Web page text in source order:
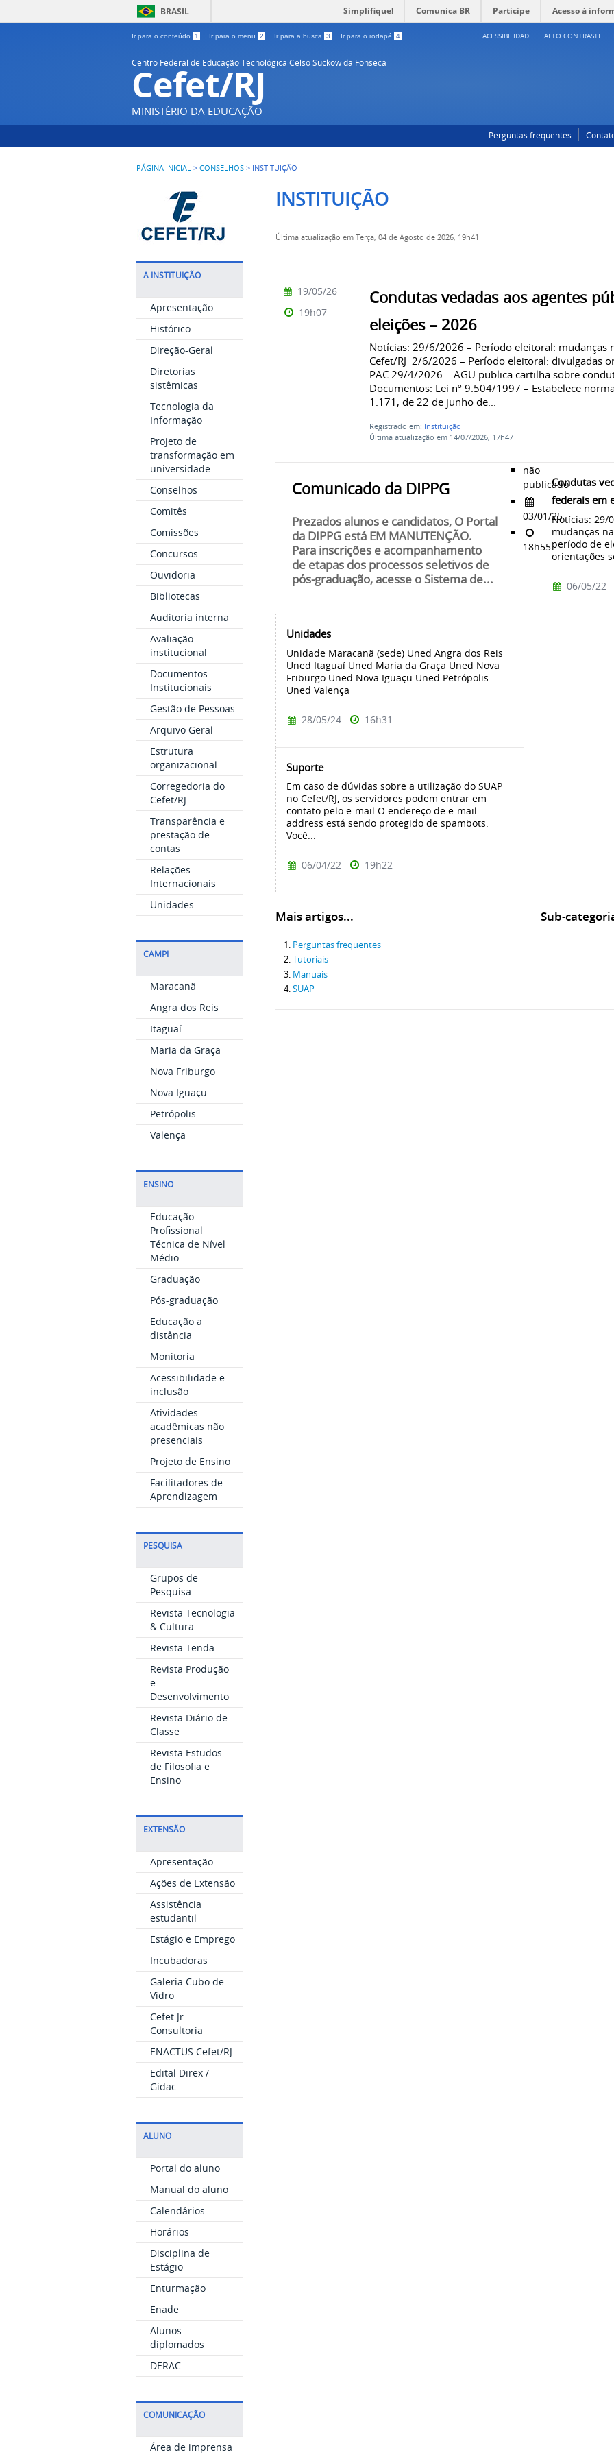
BRASIL Simplifique! Comunica BR Participe Acesso à
Ir para o conteúdo 1 Ir para o menu 2 Ir para a busca 3 Ir para o rodapé 4 ACESSIBILIDADE ALTO CONTRASTE
Centro Federal de Educação Tecnológica Celso Suckow da Fonseca
Cefet/RJ
MINISTÉRIO DA EDUCAÇÃO
Perguntas frequentes
PÁGINA INICIAL > CONSELHOS > INSTITUIÇÃO
A INSTITUIÇÃO
Apresentação
Histórico
Direção-Geral
Diretorias
sistêmicas
Tecnologia da
Informação
Projeto de
transformação em
universidade
Conselhos
Comitês
Comissões
Concursos
Ouvidoria
Bibliotecas
Auditoria interna
Avaliação
institucional
Documentos
Institucionais
Gestão de Pessoas
Arquivo Geral
Estrutura
organizacional
Corregedoria do
Cefet/RJ
Transparência e
prestação de
contas
Relações
Internacionais
Unidades
CAMPI
Maracanã
Angra dos Reis
Itaguaí
Maria da Graça
Nova Friburgo
Nova Iguaçu
Petrópolis
Valença
ENSINO
Educação
Profissional
Técnica de Nível
Médio
Graduação
Pós-graduação
Educação a
distância
Monitoria
Acessibilidade e
inclusão
Atividades
acadêmicas não
presenciais
Projeto de Ensino
Facilitadores de
Aprendizagem
PESQUISA
Grupos de
Pesquisa
Revista Tecnologia
& Cultura
Revista Tenda
Revista Produção
e
Desenvolvimento
Revista Diário de
Classe
Revista Estudos
de Filosofia e
Ensino
EXTENSÃO
Apresentação
Ações de Extensão
Assistência
estudantil
Estágio e Emprego
Incubadoras
Galeria Cubo de
Vidro
Cefet Jr.
Consultoria
ENACTUS Cefet/RJ
Edital Direx /
Gidac
ALUNO
Portal do aluno
Manual do aluno
Calendários
Horários
Disciplina de
Estágio
Enturmação
Enade
Alunos
diplomados
DERAC
COMUNICAÇÃO
Área de imprensa
INSTITUIÇÃO
Última atualização em Terça, 04 de Agosto de 2026, 19h41
Condutas vedadas aos agentes
eleições – 2026
Notícias: 29/6/2026 – Período eleitoral: mudanças
Cefet/RJ 2/6/2026 – Período eleitoral: divulgadas
PAC 29/4/2026 – AGU publica cartilha sobre
Documentos: Lei nº 9.504/1997 – Estabelece
1.171, de 22 de junho de...
Registrado em: Instituição
Última atualização em 14/07/2026, 17h47
19/05/26
19h07
Comunicado da DIPPG
Prezados alunos e candidatos, O Portal
da DIPPG está EM MANUTENÇÃO.
Para inscrições e acompanhamento
de etapas dos processos seletivos de
pós-graduação, acesse o Sistema de...
não
publicado
03/01/25
18h55
Condutas
federais em
Notícias: 29/
mudanças
período de
orientações
06/05/22
Unidades
Unidade Maracanã (sede) Uned Angra dos Reis
Uned Itaguaí Uned Maria da Graça Uned Nova
Friburgo Uned Nova Iguaçu Uned Petrópolis
Uned Valença
28/05/24 16h31
Suporte
Em caso de dúvidas sobre a utilização do SUAP
no Cefet/RJ, os servidores podem entrar em
contato pelo e-mail O endereço de e-mail
address está sendo protegido de spambots.
Você...
06/04/22 19h22
Mais artigos...
Perguntas frequentes
Tutoriais
Manuais
SUAP
Sub-